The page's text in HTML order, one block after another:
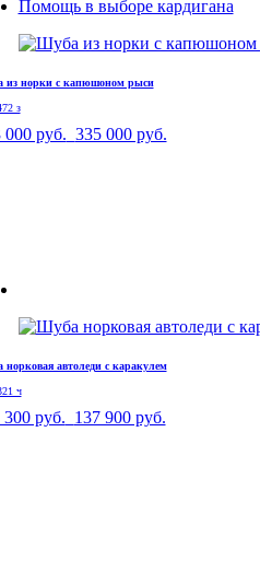
Помощь в выборе кардигана
из норки с капюшоном рыси
з
000 руб. 335 000 руб.
автоледи с каракулем
ч
300 руб. 137 900 руб.